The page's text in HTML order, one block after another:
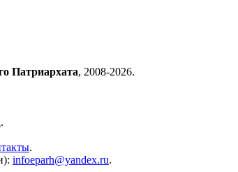
Патриархата, 2008-2026.
.
.
infoeparh@yandex.ru.